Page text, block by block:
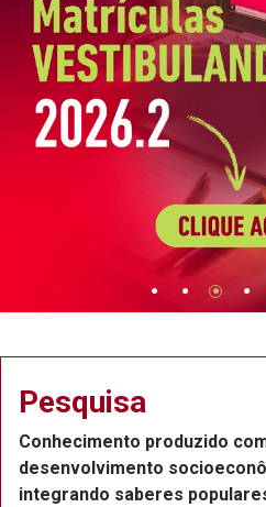
Extensão
Projetos de extensão na
Recife, com a participação
funcionários e estudantes,